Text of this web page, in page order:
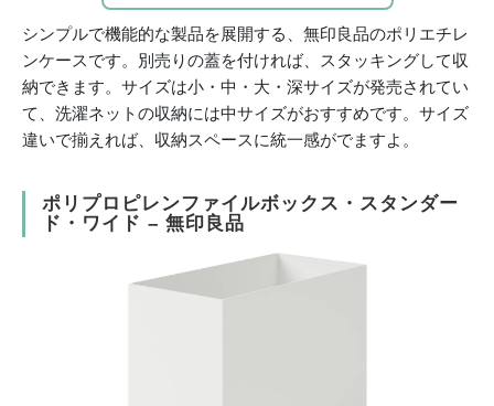
シンプルで機能的な製品を展開する、無印良品のポリエチレ
ンケースです。別売りの蓋を付ければ、スタッキングして収
納できます。サイズは小・中・大・深サイズが発売されてい
て、洗濯ネットの収納には中サイズがおすすめです。サイズ
違いで揃えれば、収納スペースに統一感がでますよ。
ポリプロピレンファイルボックス・スタンダー
ド・ワイド – 無印良品